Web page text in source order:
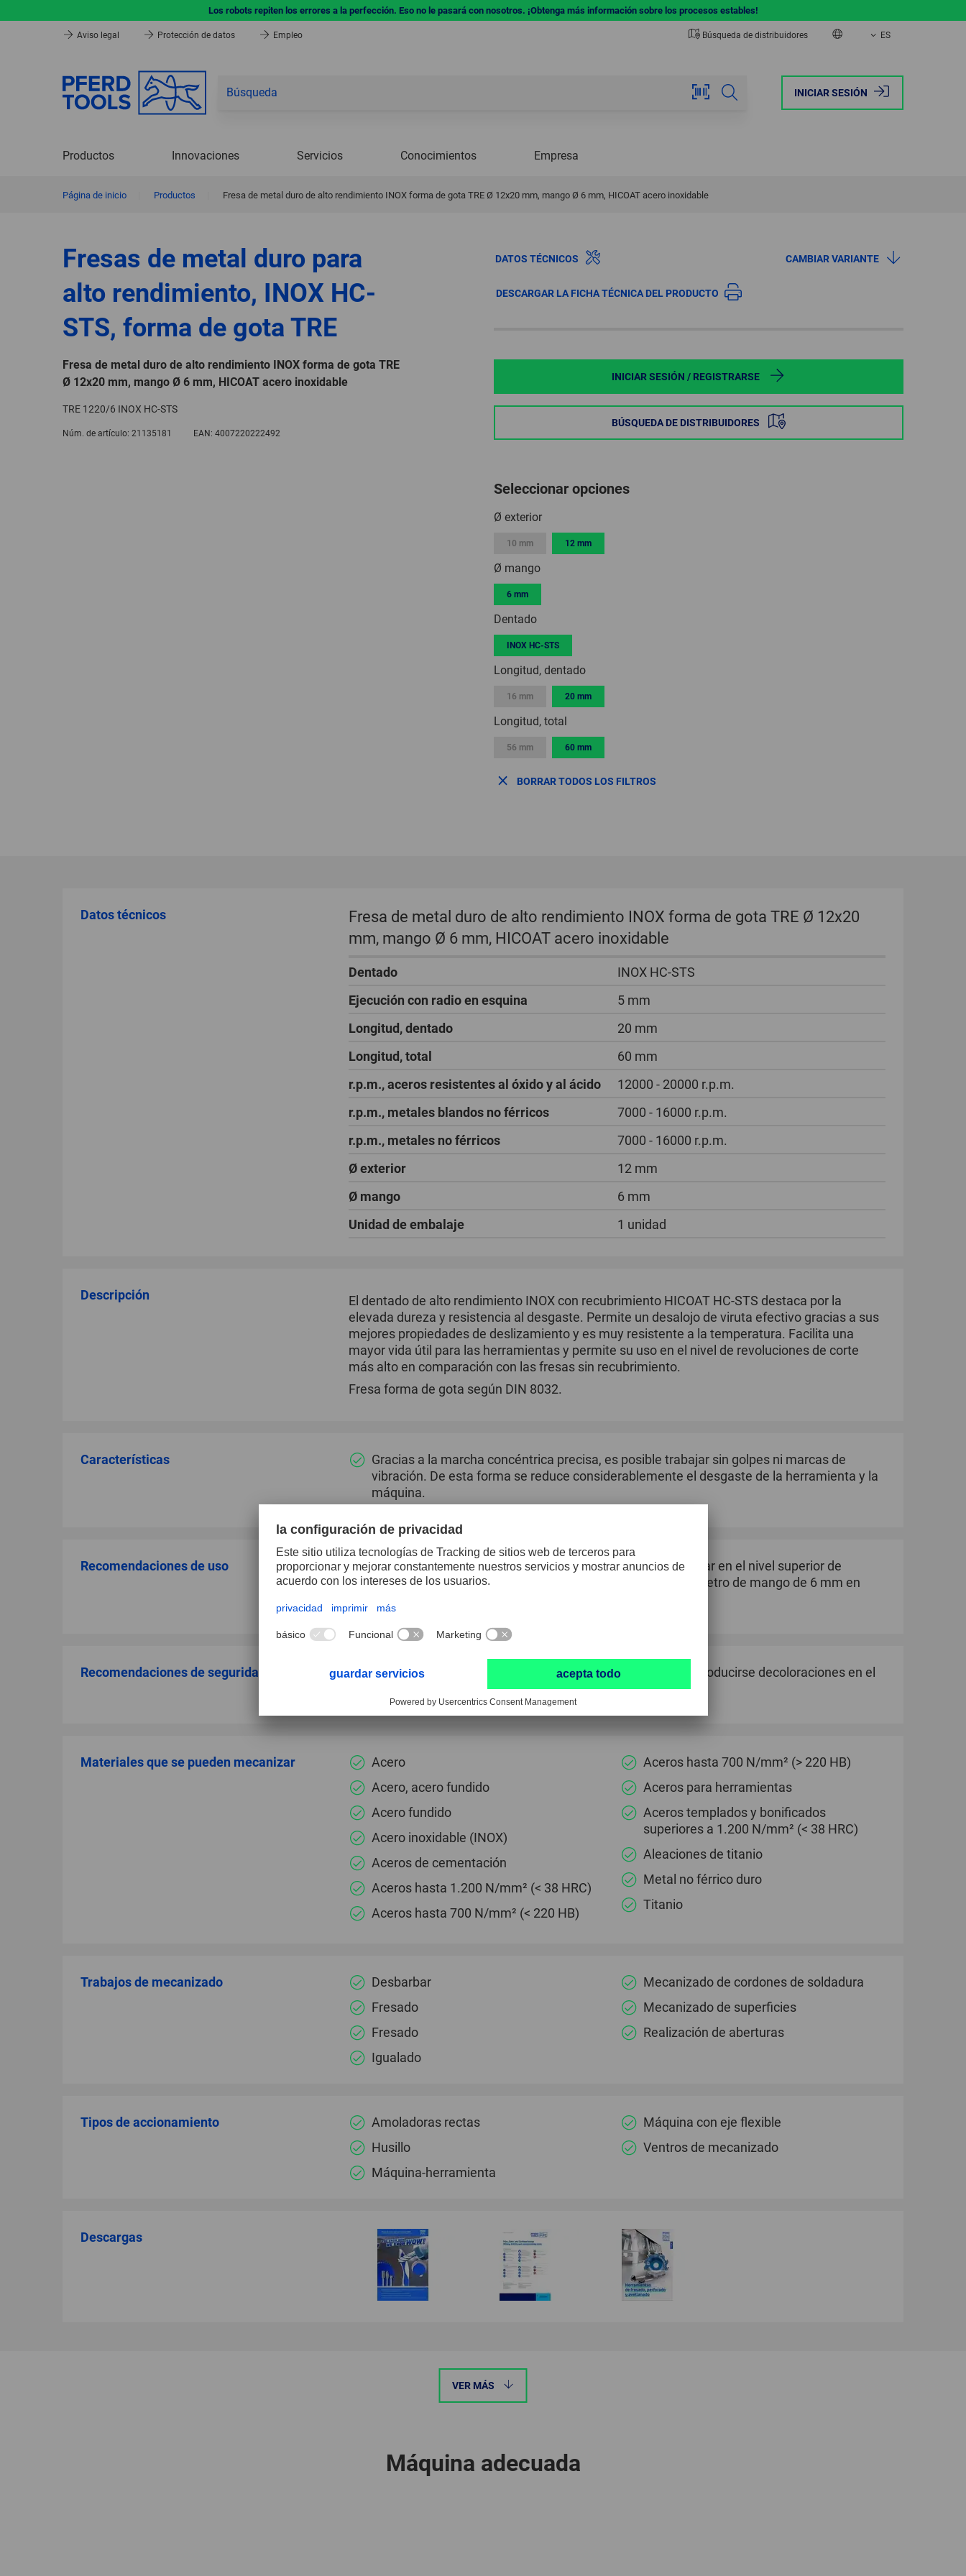
Los robots repiten los errores a la perfección. Eso no le pasará con nosotros. ¡Obtenga más información sobre los procesos estables!
Aviso legal Protección de datos Empleo Búsqueda de distribuidores
EUROPE
ITALY
SWEDEN
SWITZERLAND
AMERICA
ES
INICIAR SESIÓN
Productos Innovaciones Servicios Conocimientos Empresa
Página de inicio Productos Fresa de metal duro de alto rendimiento INOX forma de gota TRE Ø 12x20 mm, mango Ø 6 mm, HICOAT acero inoxidable
Fresas de metal duro para
alto rendimiento, INOX HC-
STS, forma de gota TRE
Fresa de metal duro de alto rendimiento INOX forma de gota TRE
Ø 12x20 mm, mango Ø 6 mm, HICOAT acero inoxidable
TRE 1220/6 INOX HC-STS
Núm. de artículo: 21135181 EAN: 4007220222492
DATOS TÉCNICOS CAMBIAR VARIANTE
DESCARGAR LA FICHA TÉCNICA DEL PRODUCTO
INICIAR SESIÓN / REGISTRARSE
BÚSQUEDA DE DISTRIBUIDORES
Seleccionar opciones
Ø exterior
10 mm 12 mm
Ø mango
6 mm
Dentado
INOX HC-STS
Longitud, dentado
16 mm 20 mm
Longitud, total
56 mm 60 mm
BORRAR TODOS LOS FILTROS
Datos técnicos
Fresa de metal duro de alto rendimiento INOX forma de gota TRE Ø 12x20
mm, mango Ø 6 mm, HICOAT acero inoxidable
Dentado
INOX HC-STS
Ejecución con radio en esquina
5 mm
Longitud, dentado
20 mm
Longitud, total
60 mm
r.p.m., aceros resistentes al óxido y al ácido
12000 - 20000 r.p.m.
r.p.m., metales blandos no férricos
7000 - 16000 r.p.m.
r.p.m., metales no férricos
7000 - 16000 r.p.m.
Ø exterior
12 mm
Ø mango
6 mm
Unidad de embalaje
1 unidad
Descripción
El dentado de alto rendimiento INOX con recubrimiento HICOAT HC-STS destaca por la
elevada dureza y resistencia al desgaste. Permite un desalojo de viruta efectivo gracias a sus
mejores propiedades de deslizamiento y es muy resistente a la temperatura. Facilita una
mayor vida útil para las herramientas y permite su uso en el nivel de revoluciones de corte
más alto en comparación con las fresas sin recubrimiento.
Fresa forma de gota según DIN 8032.
Características
Gracias a la marcha concéntrica precisa, es posible trabajar sin golpes ni marcas de
vibración. De esta forma se reduce considerablemente el desgaste de la herramienta y la
máquina.
Recomendaciones de uso
Para rentabilizar el uso de las fresas, se recomienda trabajar en el nivel superior de
revoluciones/velocidad de corte. Utilice fresas con un diámetro de mango de 6 mm en
Recomendaciones de seguridad
Debido a su rendimiento de rectificado muy alto, pueden producirse decoloraciones en el
mango. Esto no constituye ningún riesgo para la seguridad.
Materiales que se pueden mecanizar
Acero
Acero, acero fundido
Acero fundido
Acero inoxidable (INOX)
Aceros de cementación
Aceros hasta 1.200 N/mm² (< 38 HRC)
Aceros hasta 700 N/mm² (< 220 HB)
Aceros hasta 700 N/mm² (> 220 HB)
Aceros para herramientas
Aceros templados y bonificados
superiores a 1.200 N/mm² (< 38 HRC)
Aleaciones de titanio
Metal no férrico duro
Titanio
Trabajos de mecanizado
Desbarbar
Fresado
Fresado
Igualado
Mecanizado de cordones de soldadura
Mecanizado de superficies
Realización de aberturas
Tipos de accionamiento
Amoladoras rectas
Husillo
Máquina-herramienta
Máquina con eje flexible
Ventros de mecanizado
Descargas
VER MÁS
Máquina adecuada